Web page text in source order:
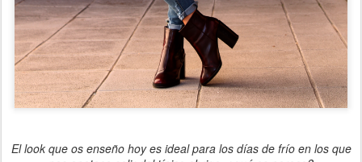
El look que os enseño hoy es ideal para los días de frío en los que